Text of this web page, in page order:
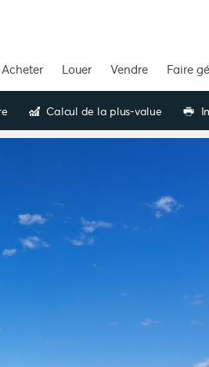
Acheter Louer Vendre Faire
Calcul de la plus-value